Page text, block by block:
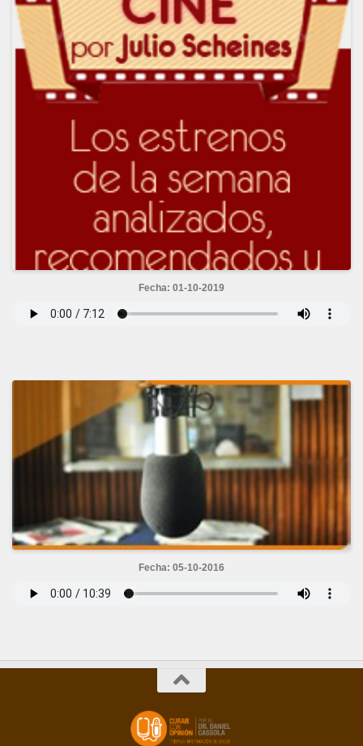
Fecha: 01-10-2019
Fecha: 05-10-2016